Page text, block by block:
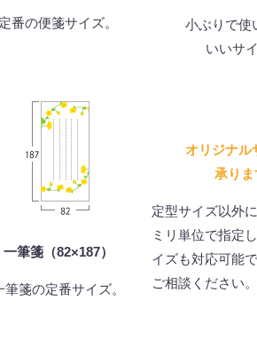
定番の便箋サイズ。
小ぶりで使
いいサイ
一筆箋（82×187）
筆箋の定番サイズ。
オリジナル
承り
定型サイズ以外
ミリ単位で指定
イズも対応可能
ご相談ください。